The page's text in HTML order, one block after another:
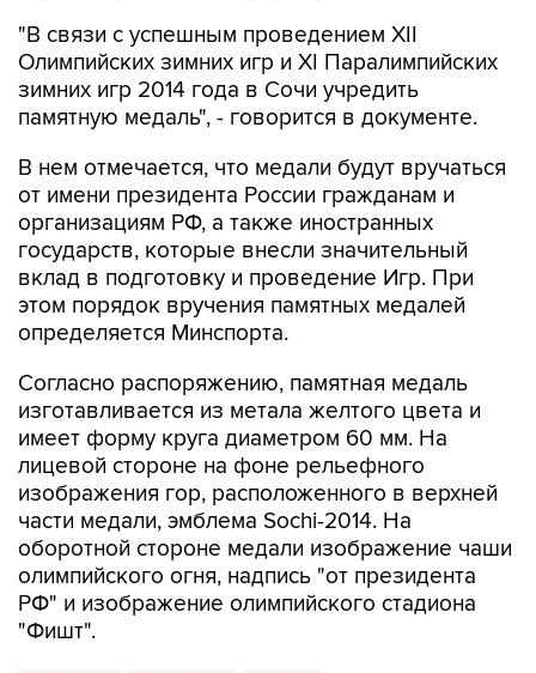
"В связи с успешным проведением XII
Олимпийских зимних игр и XI Паралимпийских
зимних игр 2014 года в Сочи учредить
памятную медаль", - говорится в документе.
В нем отмечается, что медали будут вручаться
от имени президента России гражданам и
организациям РФ, а также иностранных
государств, которые внесли значительный
вклад в подготовку и проведение Игр. При
этом порядок вручения памятных медалей
определяется Минспорта.
Согласно распоряжению, памятная медаль
изготавливается из метала желтого цвета и
имеет форму круга диаметром 60 мм. На
лицевой стороне на фоне рельефного
изображения гор, расположенного в верхней
части медали, эмблема Sochi-2014. На
оборотной стороне медали изображение чаши
олимпийского огня, надпись "от президента
РФ" и изображение олимпийского стадиона
"Фишт".